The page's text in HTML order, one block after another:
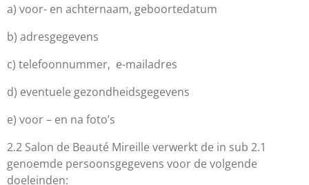
a) voor- en achternaam, geboortedatum
b) adresgegevens
c) telefoonnummer, e-mailadres
d) eventuele gezondheidsgegevens
e) voor – en na foto’s
2.2 Salon de Beauté Mireille verwerkt de in sub 2.1
genoemde persoonsgegevens voor de volgende
doeleinden: